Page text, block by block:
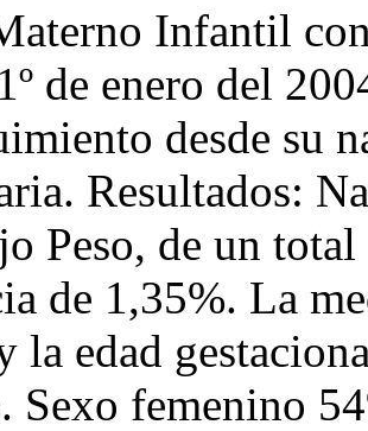
Infantil
de enero del
desde su
Resultados:
Peso, de un
de 1,35%. La
la edad
Sexo femenino